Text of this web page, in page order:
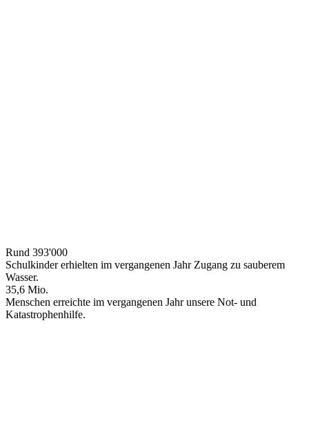
Rund 393'000
Schulkinder erhielten im vergangenen Jahr Zugang zu sauberem
Wasser.
35,6 Mio.
Menschen erreichte im vergangenen Jahr unsere Not- und
Katastrophenhilfe.